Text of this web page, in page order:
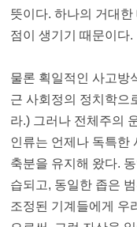
뜻이다. 하나의 거대한
점이 생기기 때문이다.
물론 획일적인 사고방
근 사회정의 정치학으
라.) 그러나 전체주의
인류는 언제나 독특한
축분을 유지해 왔다.
습되고, 동일한 좁은
조정된 기계들에게 우